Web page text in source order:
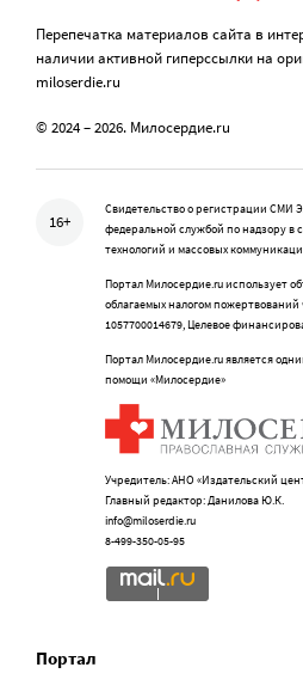
Перепечатка материалов сайта в
наличии активной гиперссылки на
miloserdie.ru
© 2024 – 2026. Милосердие.ru
16+
Свидетельство о регистрации СМИ
федеральной службой по надзору
технологий и массовых
Портал Милосердие.ru использует
облагаемых налогом
1057700014679, Целевое
Портал Милосердие.ru является
помощи «Милосердие»
Учредитель: АНО «Издательский
Главный редактор: Данилова Ю.К.
info@miloserdie.ru
8-499-350-05-95
Портал